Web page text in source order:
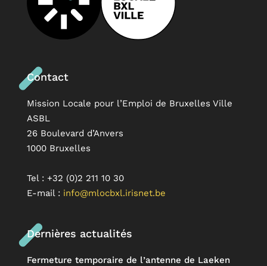
Contact
Mission Locale pour l’Emploi de Bruxelles Ville
ASBL
26 Boulevard d’Anvers
1000 Bruxelles
Tel : +32 (0)2 211 10 30
E-mail : info@mlocbxl.irisnet.be
Dernières actualités
Fermeture temporaire de l’antenne de Laeken